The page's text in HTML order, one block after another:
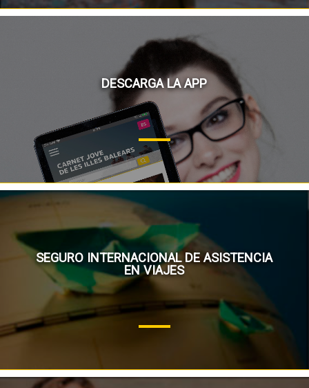
DESCARGA LA APP
SEGURO INTERNACIONAL DE ASISTENCIA
EN VIAJES